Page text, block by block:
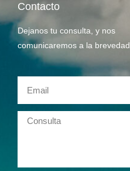
Contacto
Dejanos tu consulta, y nos
comunicaremos a la brevedad.